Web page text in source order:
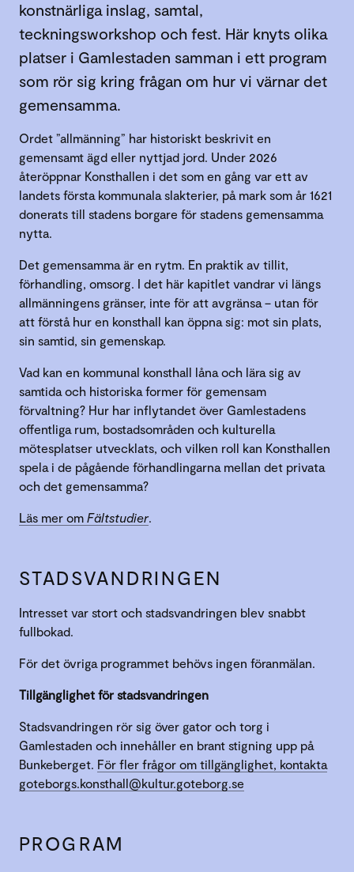
konstnärliga inslag, samtal,
teckningsworkshop och fest. Här knyts olika
platser i Gamlestaden samman i ett program
som rör sig kring frågan om hur vi värnar det
gemensamma.
Ordet ”allmänning” har historiskt beskrivit en
gemensamt ägd eller nyttjad jord. Under 2026
återöppnar Konsthallen i det som en gång var ett av
landets första kommunala slakterier, på mark som år 1621
donerats till stadens borgare för stadens gemensamma
nytta.
Det gemensamma är en rytm. En praktik av tillit,
förhandling, omsorg. I det här kapitlet vandrar vi längs
allmänningens gränser, inte för att avgränsa – utan för
att förstå hur en konsthall kan öppna sig: mot sin plats,
sin samtid, sin gemenskap.
Vad kan en kommunal konsthall låna och lära sig av
samtida och historiska former för gemensam
förvaltning? Hur har inflytandet över Gamlestadens
offentliga rum, bostadsområden och kulturella
mötesplatser utvecklats, och vilken roll kan Konsthallen
spela i de pågående förhandlingarna mellan det privata
och det gemensamma?
Läs mer om Fältstudier.
STADSVANDRINGEN
Intresset var stort och stadsvandringen blev snabbt
fullbokad.
För det övriga programmet behövs ingen föranmälan.
Tillgänglighet för stadsvandringen
Stadsvandringen rör sig över gator och torg i
Gamlestaden och innehåller en brant stigning upp på
Bunkeberget. För fler frågor om tillgänglighet, kontakta
goteborgs.konsthall@kultur.goteborg.se
PROGRAM